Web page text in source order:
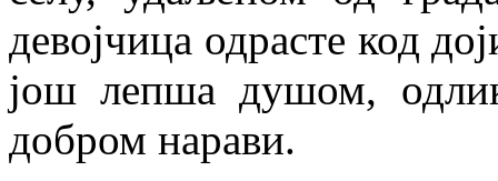
девојчица одрасте код
још лепша душом,
добром нарави.